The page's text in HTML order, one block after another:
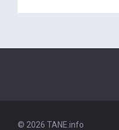
© 2026 TANE.info